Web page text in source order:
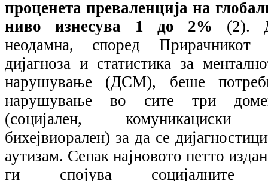
проценета преваленција на
ниво изнесува 1 до 2% (2).
неодамна, според Прирачникот
дијагноза и статистика за
нарушување (ДСМ), беше
нарушување во сите три
(социјален,
бихејвиорален) за да се
аутизам. Сепак најновото петто
ги спојува социјалните